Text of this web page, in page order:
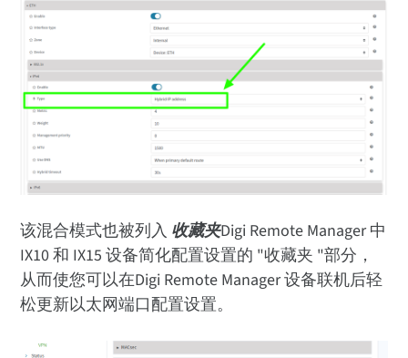
该混合模式也被列入 收藏夹Digi Remote Manager 中
IX10 和 IX15 设备简化配置设置的 "收藏夹 "部分，
从而使您可以在Digi Remote Manager 设备联机后轻
松更新以太网端口配置设置。